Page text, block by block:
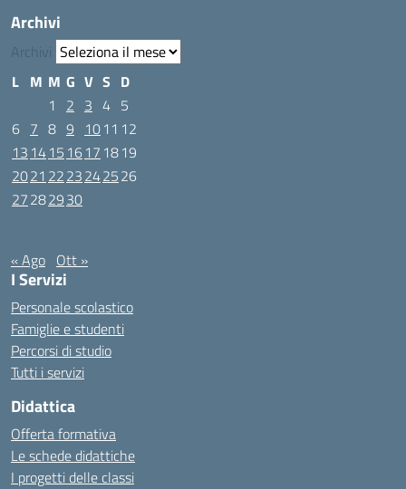
Archivi
Archivi
L M M G V S D
1
2 3 4 5
6 7 8 9 1011 12
13 1415 1617 1819
2021 2223242526
27282930
« Ago Ott »
I Servizi
Personale scolastico
Famiglie e studenti
Percorsi di studio
Tutti i servizi
Didattica
Offerta formativa
Le schede didattiche
I progetti delle classi